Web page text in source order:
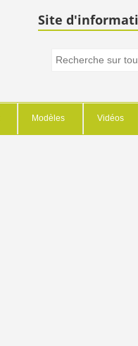
Site
Modèles Vidéos